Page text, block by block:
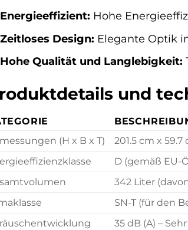
Energieeffizient: Hohe
Zeitloses Design: Elegante Optik
Hohe Qualität und Langlebigkeit:
und
(H x B x T)
201.5 cm x 59.7
D (gemäß EU-
342 Liter
SN-T (für den
35 dB (A) –